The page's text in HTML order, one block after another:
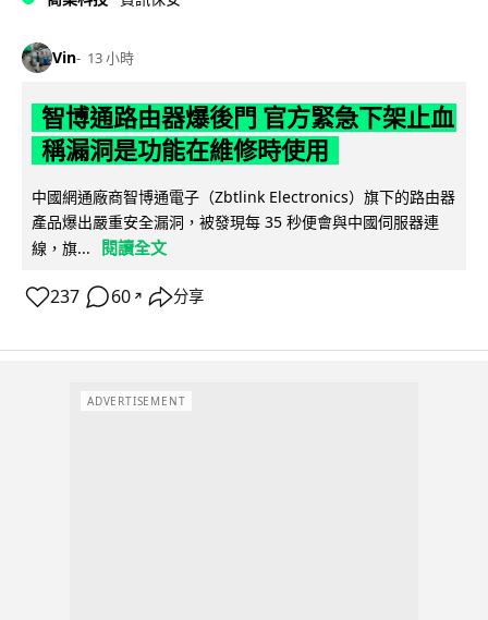
Vin 13 小時
智博通路由器爆後門 官方緊急下架止血
稱漏洞是功能在維修時使用
中國網通廠商智博通電子（Zbtlink Electronics）旗下的路由器
產品爆出嚴重安全漏洞，被發現每 35 秒便會與中國伺服器連
線，旗...
閱讀全文
237 60 ↗ 分享
ADVERTISEMENT